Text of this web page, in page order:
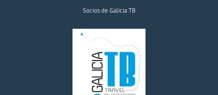
Socios de Galicia TB